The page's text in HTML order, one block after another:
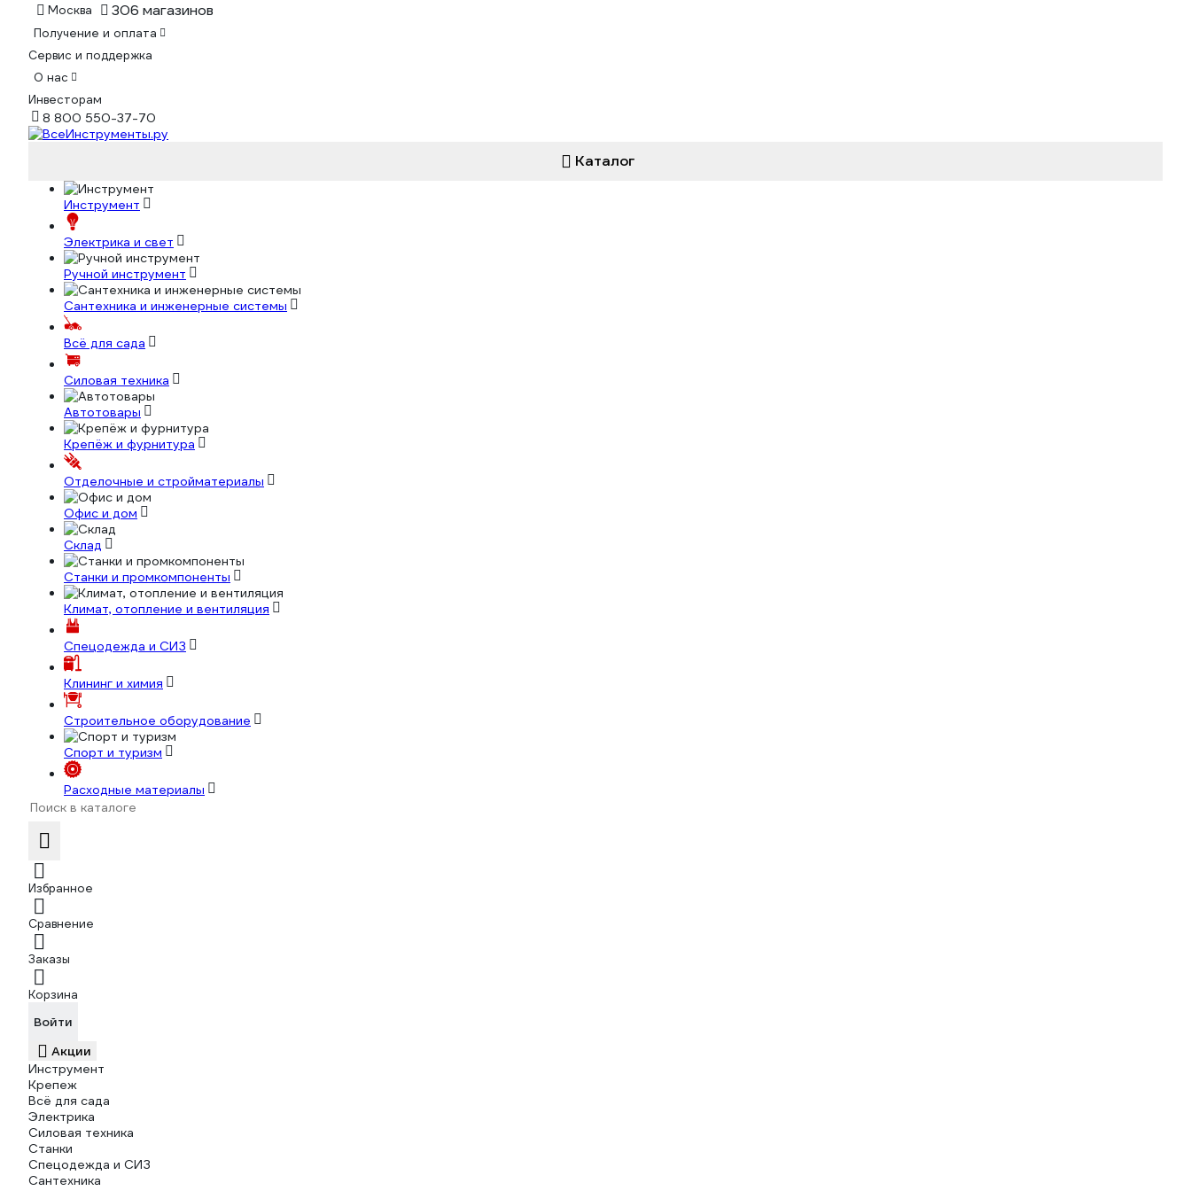
Москва 306 магазинов
Получение и оплата
Сервис и поддержка
О нас
Инвесторам
8 800 550-37-70
Каталог
Инструмент
Электрика и свет
Ручной инструмент
Сантехника и инженерные системы
Всё для сада
Силовая техника
Автотовары
Крепёж и фурнитура
Отделочные и стройматериалы
Офис и дом
Склад
Станки и промкомпоненты
Климат, отопление и вентиляция
Спецодежда и СИЗ
Клининг и химия
Строительное оборудование
Спорт и туризм
Расходные материалы
Избранное
Сравнение
Заказы
Корзина
Войти
Акции
Инструмент
Крепеж
Всё для сада
Электрика
Силовая техника
Станки
Спецодежда и СИЗ
Сантехника